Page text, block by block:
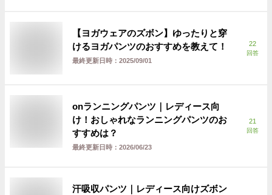
【ヨガウェアのズボン】ゆったりと穿
けるヨガパンツのおすすめを教えて！
最終更新日時： 2025/09/01
22
回答
onランニングパンツ｜レディース向
け！おしゃれなランニングパンツのお
すすめは？
最終更新日時： 2026/06/23
21
回答
汗吸収パンツ｜レディース向けズボン